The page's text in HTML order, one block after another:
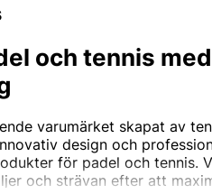
och tennis
varumärket skapat av
design och
för padel och tennis.
och strävan efter att